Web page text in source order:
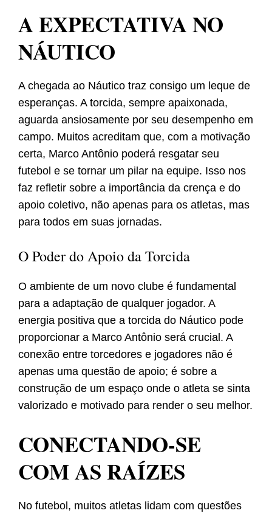
A EXPECTATIVA NO
NÁUTICO
A chegada ao Náutico traz consigo um leque de
esperanças. A torcida, sempre apaixonada,
aguarda ansiosamente por seu desempenho em
campo. Muitos acreditam que, com a motivação
certa, Marco Antônio poderá resgatar seu
futebol e se tornar um pilar na equipe. Isso nos
faz refletir sobre a importância da crença e do
apoio coletivo, não apenas para os atletas, mas
para todos em suas jornadas.
O Poder do Apoio da Torcida
O ambiente de um novo clube é fundamental
para a adaptação de qualquer jogador. A
energia positiva que a torcida do Náutico pode
proporcionar a Marco Antônio será crucial. A
conexão entre torcedores e jogadores não é
apenas uma questão de apoio; é sobre a
construção de um espaço onde o atleta se sinta
valorizado e motivado para render o seu melhor.
CONECTANDO-SE
COM AS RAÍZES
No futebol, muitos atletas lidam com questões